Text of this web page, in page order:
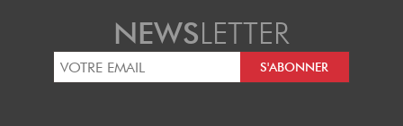
NEWSLETTER